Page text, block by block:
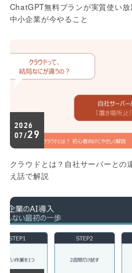
ChatGPT無料プランが実質使い放
中小企業が今やること
2026
07/29
クラウドとは？自社サーバーとの
え話で解説